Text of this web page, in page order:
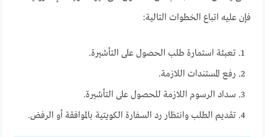
فإن عليه اتباع الخطوات التالية:
تعبئة استمارة طلب الحصول على التأشيرة.
رفع المستندات اللازمة.
سداد الرسوم اللازمة للحصول على التأشيرة.
تقديم الطلب وانتظار رد السفارة الكويتية بالموافقة أو الرفض.